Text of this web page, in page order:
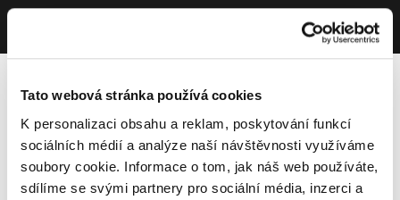
Tato webová stránka používá cookies
K personalizaci obsahu a reklam, poskytování funkcí
sociálních médií a analýze naší návštěvnosti využíváme
soubory cookie. Informace o tom, jak náš web používáte,
sdílíme se svými partnery pro sociální média, inzerci a